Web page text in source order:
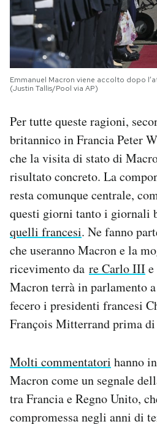
Emmanuel Macron viene accolto dopo
(Justin Tallis/Pool via AP)
Per tutte queste ragioni,
britannico in Francia Peter
che la visita di stato di
risultato concreto. La
resta comunque centrale,
questi giorni tanto i giornali
quelli francesi. Ne fanno
che useranno Macron e la
ricevimento da re Carlo III
Macron terrà in parlamento
fecero i presidenti francesi
François Mitterrand prima
Molti commentatori hanno
Macron come un segnale
tra Francia e Regno Unito,
compromessa negli anni di